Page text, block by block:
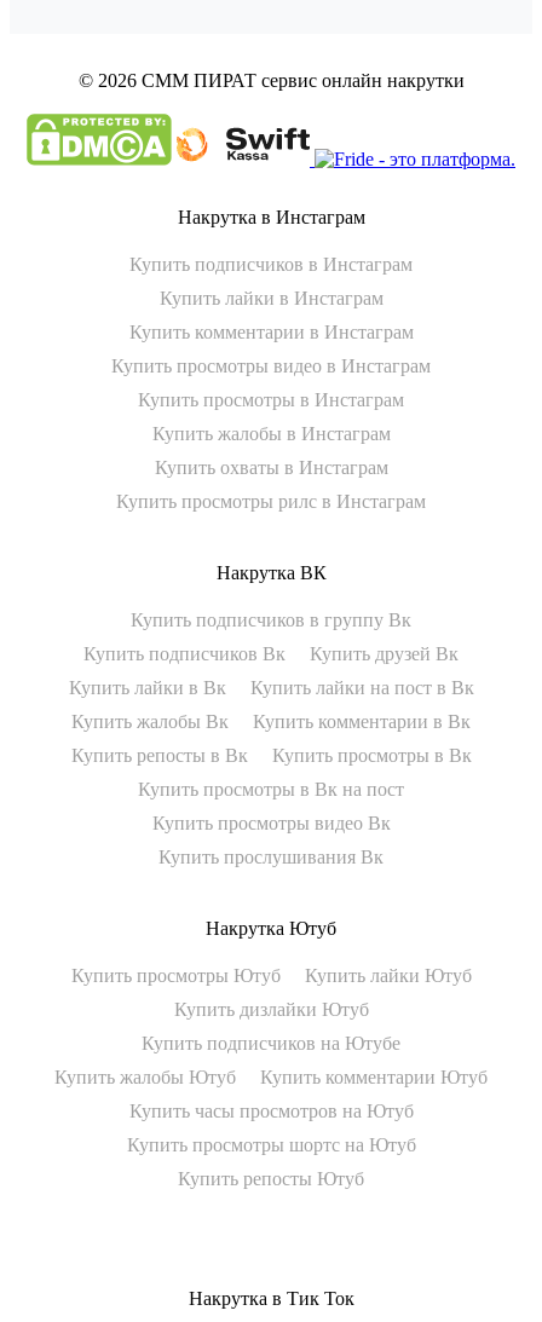
© 2026 СММ ПИРАТ сервис онлайн накрутки
Накрутка в Инстаграм
Купить подписчиков в Инстаграм
Купить лайки в Инстаграм
Купить комментарии в Инстаграм
Купить просмотры видео в Инстаграм
Купить просмотры в Инстаграм
Купить жалобы в Инстаграм
Купить охваты в Инстаграм
Купить просмотры рилс в Инстаграм
Накрутка ВК
Купить подписчиков в группу Вк
Купить подписчиков Вк
Купить друзей Вк
Купить лайки в Вк
Купить лайки на пост в Вк
Купить жалобы Вк
Купить комментарии в Вк
Купить репосты в Вк
Купить просмотры в Вк
Купить просмотры в Вк на пост
Купить просмотры видео Вк
Купить прослушивания Вк
Накрутка Ютуб
Купить просмотры Ютуб
Купить лайки Ютуб
Купить дизлайки Ютуб
Купить подписчиков на Ютубе
Купить жалобы Ютуб
Купить комментарии Ютуб
Купить часы просмотров на Ютуб
Купить просмотры шортс на Ютуб
Купить репосты Ютуб
Накрутка в Тик Ток